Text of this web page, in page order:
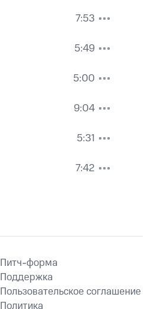
7:53
5:49
5:00
9:04
5:31
7:42
Питч-форма
Поддержка
Пользовательское соглашение
Политика